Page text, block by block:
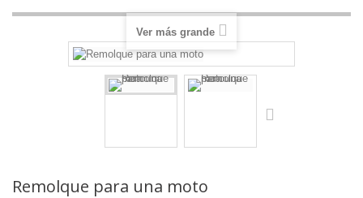
Ver más grande
Remolque para una moto